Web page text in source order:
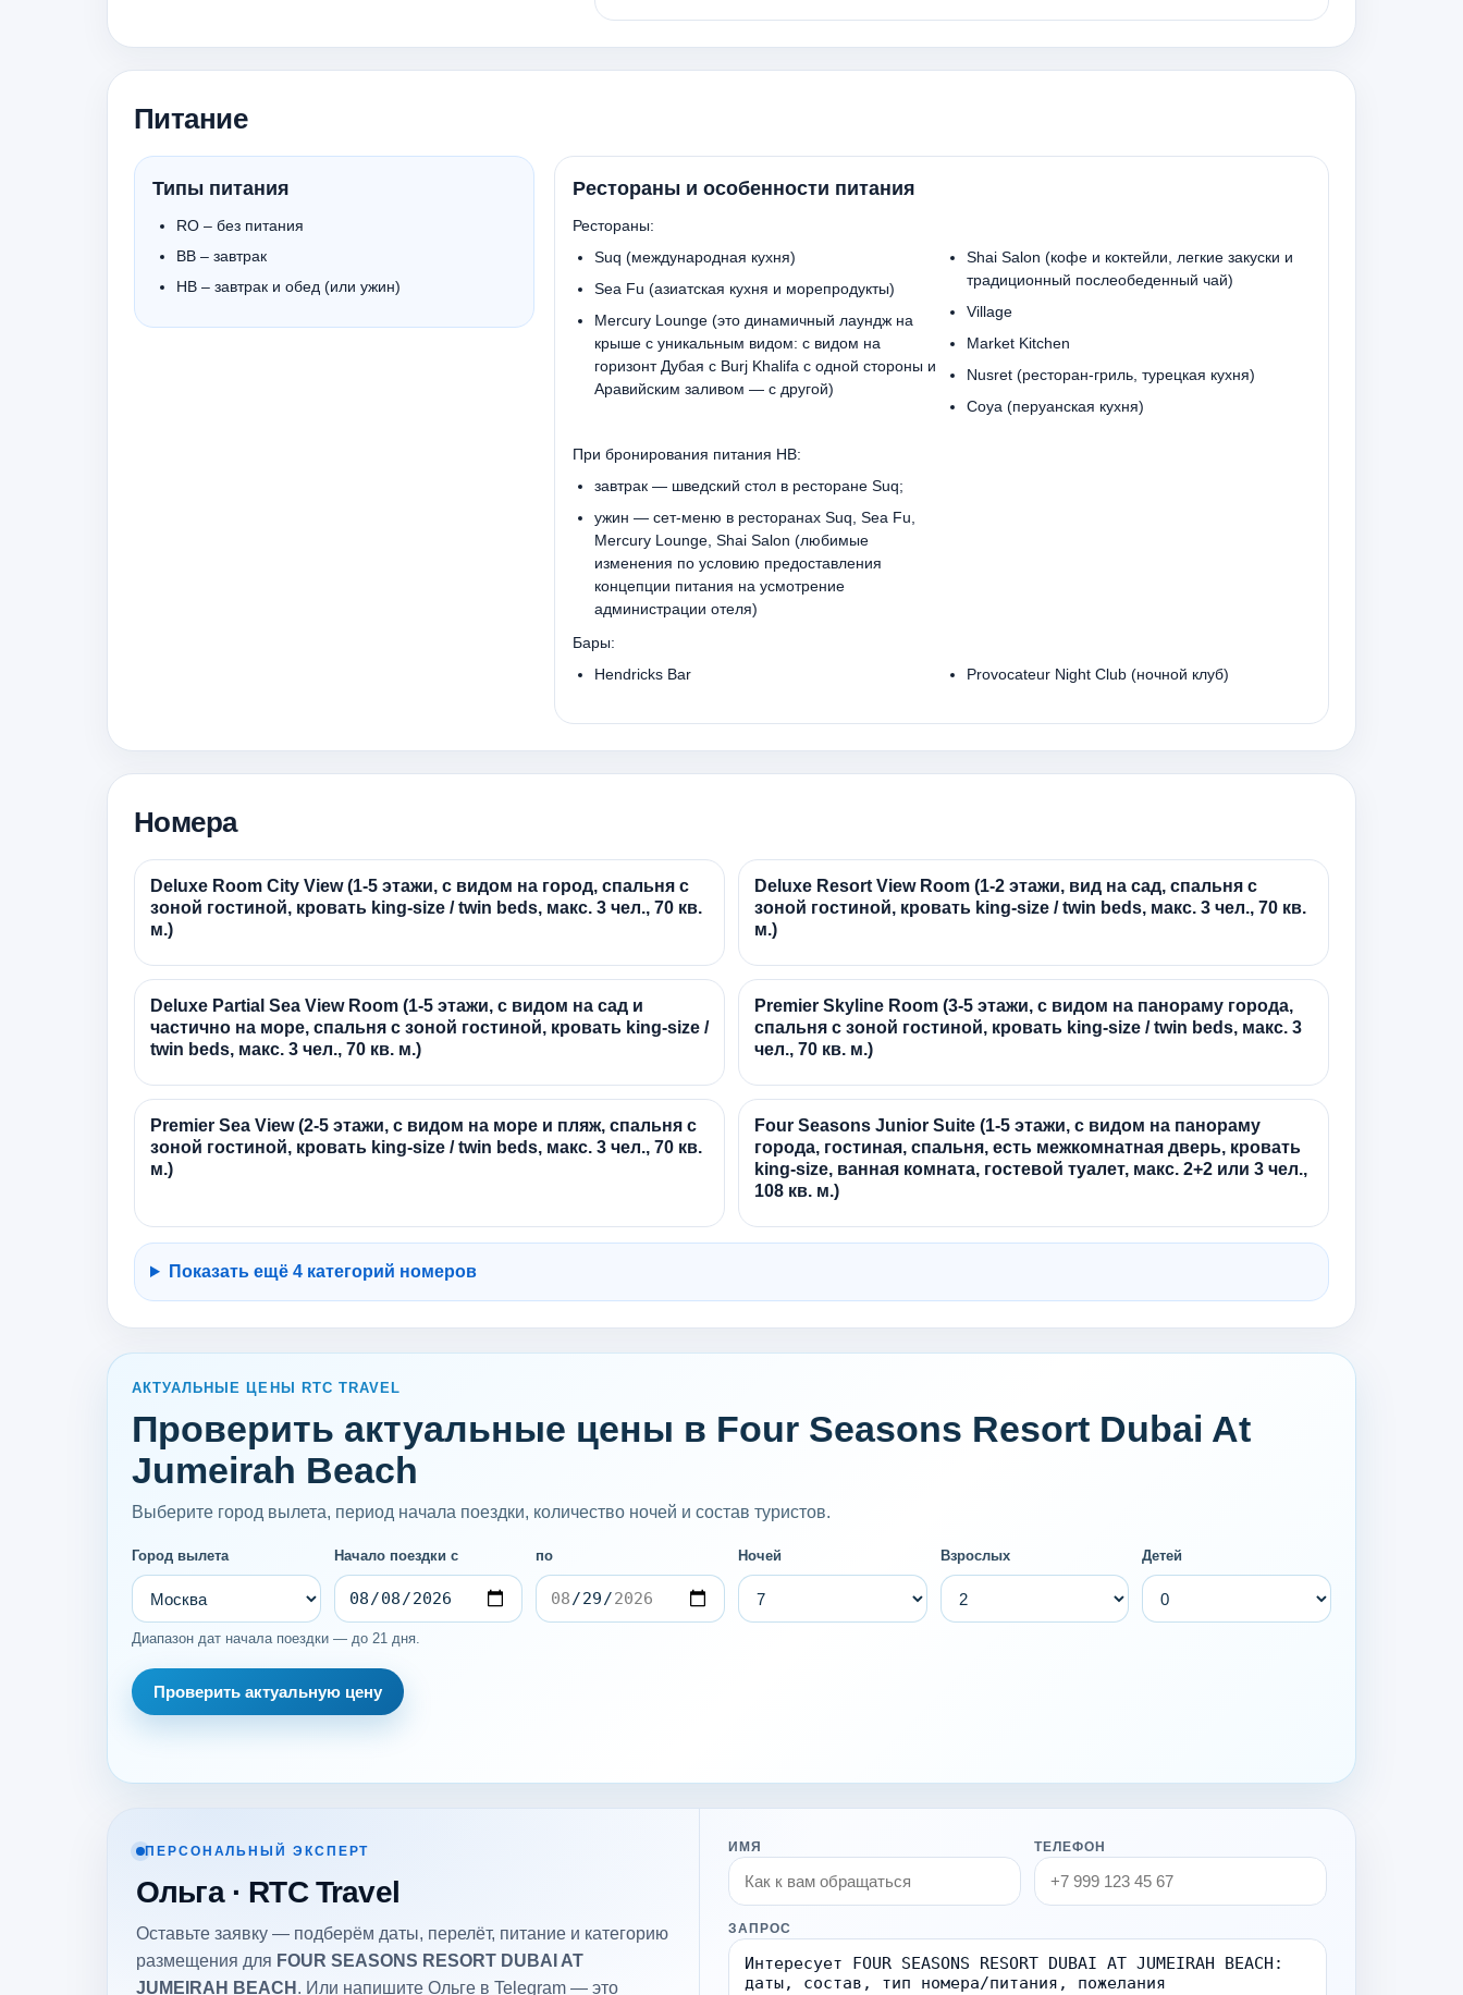
Питание
Типы питания
RO – без питания
BB – завтрак
HB – завтрак и обед (или ужин)
Рестораны и особенности питания
Рестораны:
Suq (международная кухня)
Sea Fu (азиатская кухня и морепродукты)
​Mercury Lounge (это динамичный лаундж на
крыше с уникальным видом: с видом на
горизонт Дубая с Burj Khalifa с одной стороны и
Аравийским заливом — с другой)
Shai Salon (кофе и коктейли, легкие закуски и
традиционный послеобеденный чай)
Village
Market Kitchen
Nusret (ресторан-гриль, турецкая кухня)
Coya (перуанская кухня)
При бронирования питания HB:
завтрак — шведский стол в ресторане Suq;
ужин — сет-меню в ресторанах Suq, Sea Fu,
Mercury Lounge, Shai Salon (любимые
изменения по условию предоставления
концепции питания на усмотрение
администрации отеля)
Бары:
Hendricks Bar
Provocateur Night Club (ночной клуб)
Номера
Deluxe Room City View (1-5 этажи, с видом на город, спальня с
зоной гостиной, кровать king-size / twin beds, макс. 3 чел., 70 кв.
м.)
Deluxe Resort View Room (1-2 этажи, вид на сад, спальня с
зоной гостиной, кровать king-size / twin beds, макс. 3 чел., 70 кв.
м.)
Deluxe Partial Sea View Room (1-5 этажи, с видом на сад и
частично на море, спальня с зоной гостиной, кровать king-size /
twin beds, макс. 3 чел., 70 кв. м.)
Premier Skyline Room (3-5 этажи, с видом на панораму города,
спальня с зоной гостиной, кровать king-size / twin beds, макс. 3
чел., 70 кв. м.)
Premier Sea View (2-5 этажи, с видом на море и пляж, спальня с
зоной гостиной, кровать king-size / twin beds, макс. 3 чел., 70 кв.
м.)
Four Seasons Junior Suite (1-5 этажи, с видом на панораму
города, гостиная, спальня, есть межкомнатная дверь, кровать
king-size, ванная комната, гостевой туалет, макс. 2+2 или 3 чел.,
108 кв. м.)
Показать ещё 4 категорий номеров
АКТУАЛЬНЫЕ ЦЕНЫ RTC TRAVEL
Проверить актуальные цены в Four Seasons Resort Dubai At
Jumeirah Beach
Выберите город вылета, период начала поездки, количество ночей и состав туристов.
Город вылета Начало поездки с по Ночей Взрослых Детей
Диапазон дат начала поездки — до 21 дня.
Проверить актуальную цену
ПЕРСОНАЛЬНЫЙ ЭКСПЕРТ
Ольга · RTC Travel
Оставьте заявку — подберём даты, перелёт, питание и категорию
размещения для FOUR SEASONS RESORT DUBAI AT
JUMEIRAH BEACH . Или напишите Ольге в Telegram — это
ИМЯ ТЕЛЕФОН
ЗАПРОС